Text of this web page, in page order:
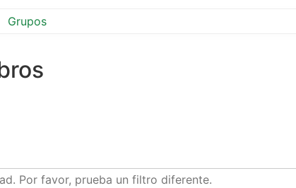
Grupos
Por favor, prueba un filtro diferente.